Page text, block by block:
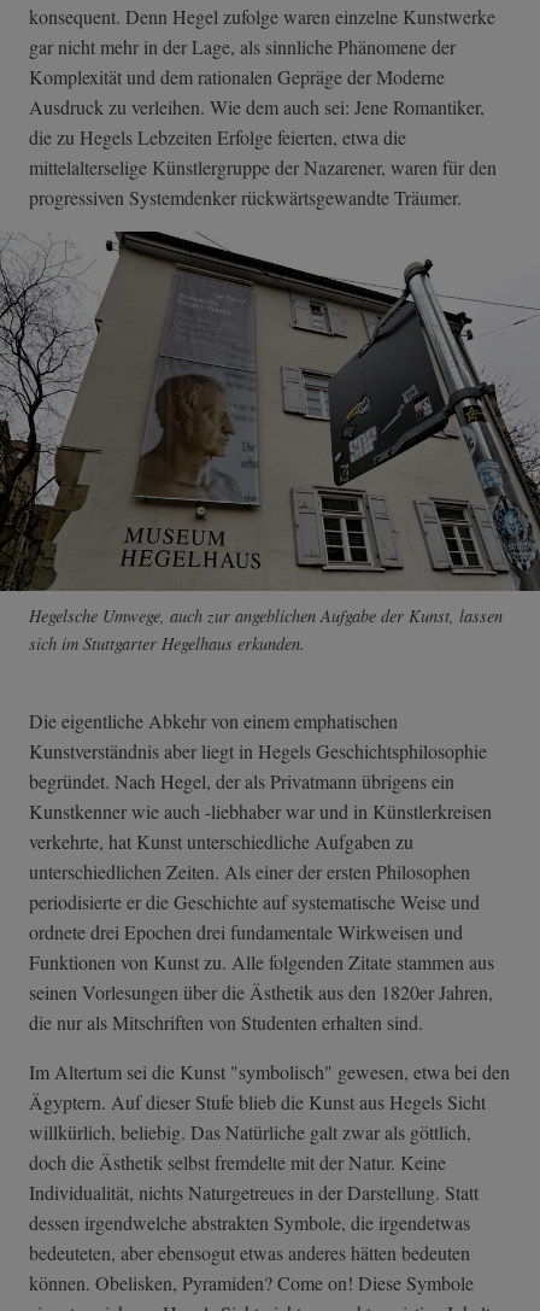
konsequent. Denn Hegel zufolge waren einzelne Kunstwerke
gar nicht mehr in der Lage, als sinnliche Phänomene der
Komplexität und dem rationalen Gepräge der Moderne
Ausdruck zu verleihen. Wie dem auch sei: Jene Romantiker,
die zu Hegels Lebzeiten Erfolge feierten, etwa die
mittelalterselige Künstlergruppe der Nazarener, waren für den
progressiven Systemdenker rückwärtsgewandte Träumer.
Hegelsche Umwege, auch zur angeblichen Aufgabe der Kunst, lassen
sich im Stuttgarter Hegelhaus erkunden.
Die eigentliche Abkehr von einem emphatischen
Kunstverständnis aber liegt in Hegels Geschichtsphilosophie
begründet. Nach Hegel, der als Privatmann übrigens ein
Kunstkenner wie auch -liebhaber war und in Künstlerkreisen
verkehrte, hat Kunst unterschiedliche Aufgaben zu
unterschiedlichen Zeiten. Als einer der ersten Philosophen
periodisierte er die Geschichte auf systematische Weise und
ordnete drei Epochen drei fundamentale Wirkweisen und
Funktionen von Kunst zu. Alle folgenden Zitate stammen aus
seinen Vorlesungen über die Ästhetik aus den 1820er Jahren,
die nur als Mitschriften von Studenten erhalten sind.
Im Altertum sei die Kunst "symbolisch" gewesen, etwa bei den
Ägyptern. Auf dieser Stufe blieb die Kunst aus Hegels Sicht
willkürlich, beliebig. Das Natürliche galt zwar als göttlich,
doch die Ästhetik selbst fremdelte mit der Natur. Keine
Individualität, nichts Naturgetreues in der Darstellung. Statt
dessen irgendwelche abstrakten Symbole, die irgendetwas
bedeuteten, aber ebensogut etwas anderes hätten bedeuten
können. Obelisken, Pyramiden? Come on! Diese Symbole